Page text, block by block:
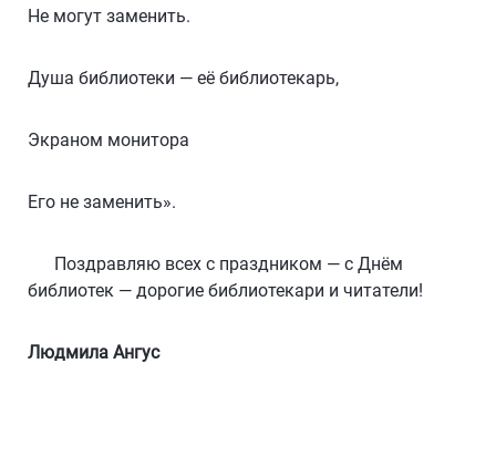
Не могут заменить.
Душа библиотеки — её библиотекарь,
Экраном монитора
Его не заменить».
Поздравляю всех с праздником — с Днём
библиотек — дорогие библиотекари и читатели!
Людмила Ангус